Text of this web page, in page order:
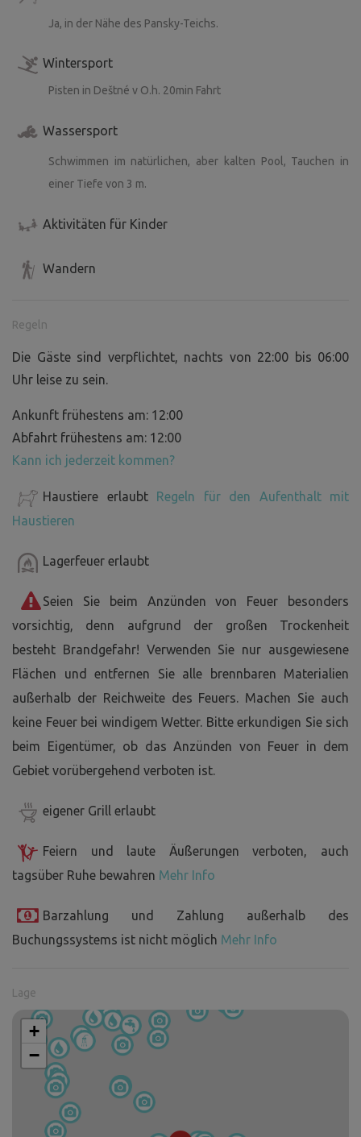
Ja, in der Nähe des Pansky-Teichs.
Wintersport
Pisten in Deštné v O.h. 20min Fahrt
Wassersport
Schwimmen im natürlichen, aber kalten Pool, Tauchen in
einer Tiefe von 3 m.
Aktivitäten für Kinder
Wandern
Regeln
Die Gäste sind verpflichtet, nachts von 22:00 bis 06:00
Uhr leise zu sein.
Ankunft frühestens am: 12:00
Abfahrt frühestens am: 12:00
Kann ich jederzeit kommen?
Haustiere erlaubt Regeln für den Aufenthalt mit
Haustieren
Lagerfeuer erlaubt
Seien Sie beim Anzünden von Feuer besonders
vorsichtig, denn aufgrund der großen Trockenheit
besteht Brandgefahr! Verwenden Sie nur ausgewiesene
Flächen und entfernen Sie alle brennbaren Materialien
außerhalb der Reichweite des Feuers. Machen Sie auch
keine Feuer bei windigem Wetter. Bitte erkundigen Sie sich
beim Eigentümer, ob das Anzünden von Feuer in dem
Gebiet vorübergehend verboten ist.
eigener Grill erlaubt
Feiern und laute Äußerungen verboten, auch
tagsüber Ruhe bewahren Mehr Info
Barzahlung und Zahlung außerhalb des
Buchungssystems ist nicht möglich Mehr Info
Lage
+
−